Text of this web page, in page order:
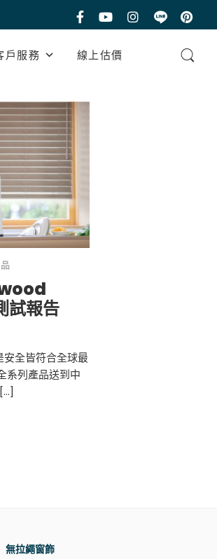
戶服務 線上估價
試報告
安全皆符合全球最
系列產品送到中
無拉繩窗飾